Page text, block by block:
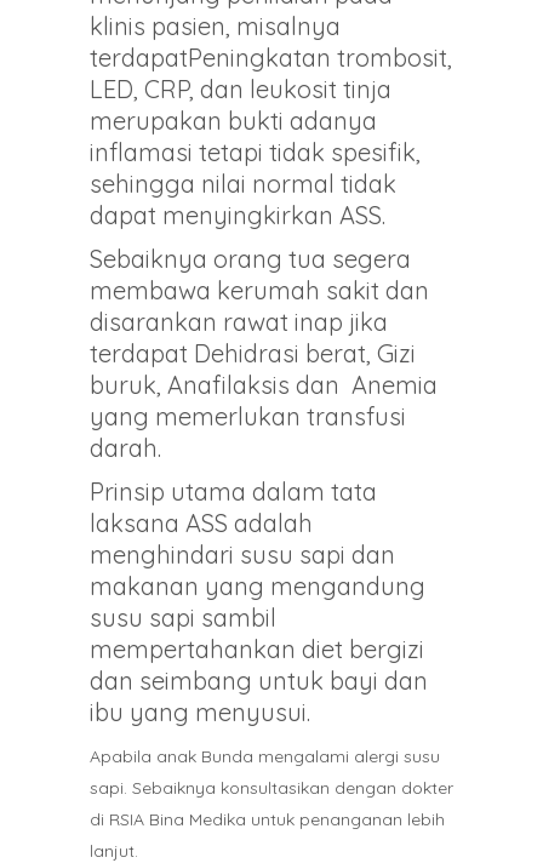
klinis pasien, misalnya
terdapatPeningkatan trombosit,
LED, CRP, dan leukosit tinja
merupakan bukti adanya
inflamasi tetapi tidak spesifik,
sehingga nilai normal tidak
dapat menyingkirkan ASS.
Sebaiknya orang tua segera
membawa kerumah sakit dan
disarankan rawat inap jika
terdapat Dehidrasi berat, Gizi
buruk, Anafilaksis dan Anemia
yang memerlukan transfusi
darah.
Prinsip utama dalam tata
laksana ASS adalah
menghindari susu sapi dan
makanan yang mengandung
susu sapi sambil
mempertahankan diet bergizi
dan seimbang untuk bayi dan
ibu yang menyusui.
Apabila anak Bunda mengalami alergi susu
sapi. Sebaiknya konsultasikan dengan dokter
di RSIA Bina Medika untuk penanganan lebih
lanjut.